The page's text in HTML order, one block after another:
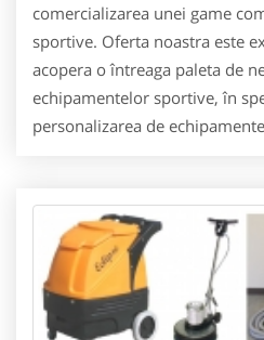
comercializarea unei game
sportive. Oferta noastra este
acopera o întreaga paleta de
echipamentelor sportive, în
personalizarea de